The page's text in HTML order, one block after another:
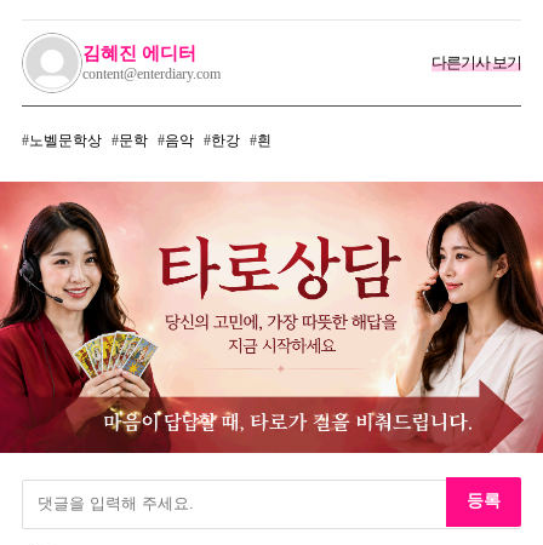
김혜진 에디터
content@enterdiary.com
다른기사 보기
노벨문학상 문학 음악 한강 흰
등록